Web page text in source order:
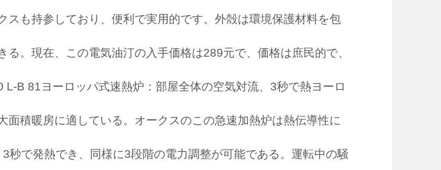
も持参しており、便利で実用的です。外殻は環境保護材料を包
。現在、この電気油汀の入手価格は289元で、価格は庶民的で、
B 81ヨーロッパ式速熱炉：部屋全体の空気対流、3秒で熱ヨーロ
積暖房に適している。オークスのこの急速加熱炉は熱伝導性に
で発熱でき、同様に3段階の電力調整が可能である。運転中の騒